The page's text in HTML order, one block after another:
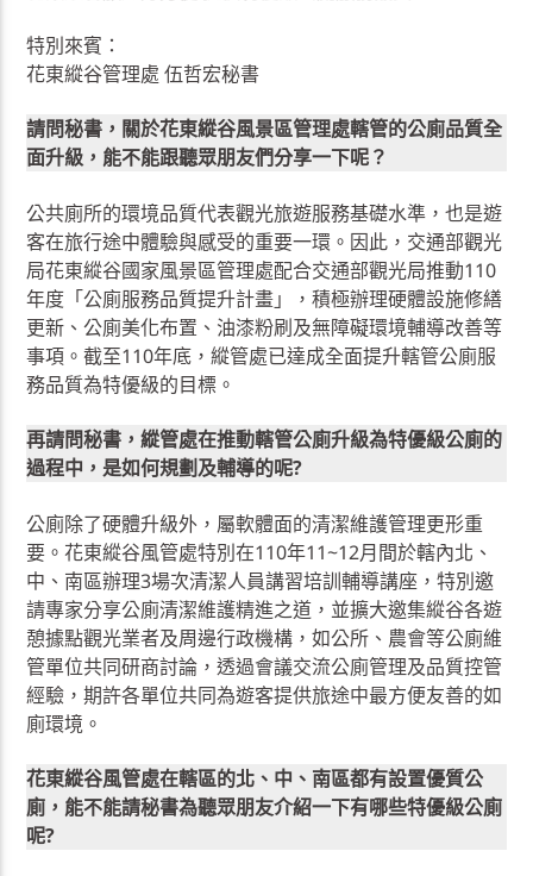
特別來賓：
花東縱谷管理處 伍哲宏秘書
請問秘書，關於花東縱谷風景區管理處轄管的公廁品質全
面升級，能不能跟聽眾朋友們分享一下呢？
公共廁所的環境品質代表觀光旅遊服務基礎水準，也是遊
客在旅行途中體驗與感受的重要一環。因此，交通部觀光
局花東縱谷國家風景區管理處配合交通部觀光局推動110
年度「公廁服務品質提升計畫」，積極辦理硬體設施修繕
更新、公廁美化布置、油漆粉刷及無障礙環境輔導改善等
事項。截至110年底，縱管處已達成全面提升轄管公廁服
務品質為特優級的目標。
再請問秘書，縱管處在推動轄管公廁升級為特優級公廁的
過程中，是如何規劃及輔導的呢?
公廁除了硬體升級外，屬軟體面的清潔維護管理更形重
要。花東縱谷風管處特別在110年11~12月間於轄內北、
中、南區辦理3場次清潔人員講習培訓輔導講座，特別邀
請專家分享公廁清潔維護精進之道，並擴大邀集縱谷各遊
憩據點觀光業者及周邊行政機構，如公所、農會等公廁維
管單位共同研商討論，透過會議交流公廁管理及品質控管
經驗，期許各單位共同為遊客提供旅途中最方便友善的如
廁環境。
花東縱谷風管處在轄區的北、中、南區都有設置優質公
廁，能不能請秘書為聽眾朋友介紹一下有哪些特優級公廁
呢?